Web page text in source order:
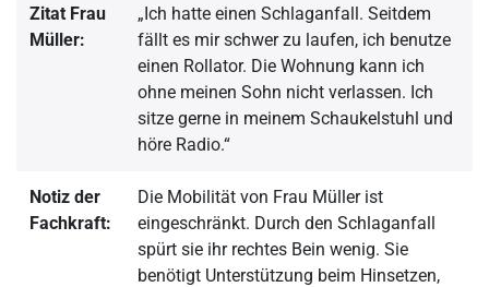
Zitat Frau
Müller:
„Ich hatte einen Schlaganfall. Seitdem
fällt es mir schwer zu laufen, ich benutze
einen Rollator. Die Wohnung kann ich
ohne meinen Sohn nicht verlassen. Ich
sitze gerne in meinem Schaukelstuhl und
höre Radio.“
Notiz der
Fachkraft:
Die Mobilität von Frau Müller ist
eingeschränkt. Durch den Schlaganfall
spürt sie ihr rechtes Bein wenig. Sie
benötigt Unterstützung beim Hinsetzen,